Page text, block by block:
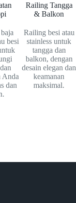
besi
Anda
dan
Railing Tangga
& Balkon
Railing besi atau
stainless untuk
tangga dan
balkon, dengan
desain elegan dan
keamanan
maksimal.